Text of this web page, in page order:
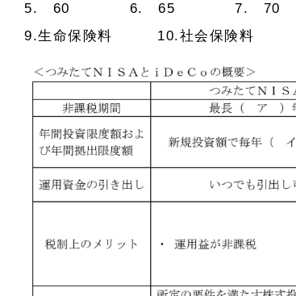
5. 60 6. 65 7.
9.生命保険料 10.社会保険料 11.